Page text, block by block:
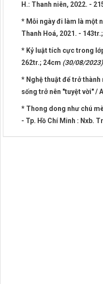
H.: Thanh niên, 2022. -
* Mỗi ngày đi làm là một
Thanh Hoá, 2021. -
* Kỷ luật tích cực trong
262tr.; 24cm (30/08/2023)
* Nghệ thuật để trở
sống trở nên "tuyệt vời" /
* Thong dong như chú
- Tp. Hồ Chí Minh : Nxb.